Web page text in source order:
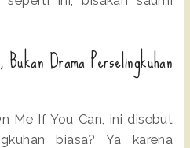
Drama Perselingkuhan
Me If You Can, ini disebut
biasa? Ya karena